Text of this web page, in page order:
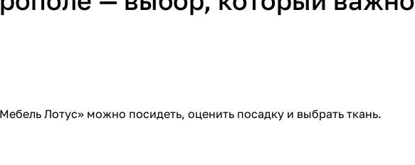
Лотус» можно посидеть, оценить посадку и выбрать ткань.